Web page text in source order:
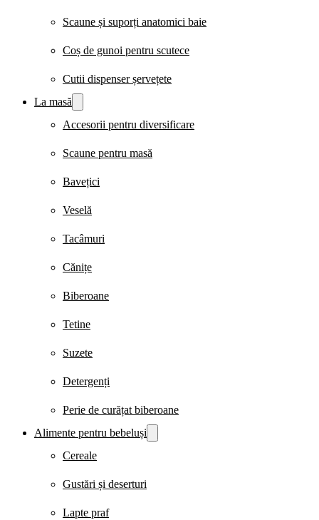
Scaune și suporți anatomici baie
Coș de gunoi pentru scutece
Cutii dispenser șervețete
La masă
Accesorii pentru diversificare
Scaune pentru masă
Bavețici
Veselă
Tacâmuri
Cănițe
Biberoane
Tetine
Suzete
Detergenți
Perie de curățat biberoane
Alimente pentru bebeluși
Cereale
Gustări și deserturi
Lapte praf